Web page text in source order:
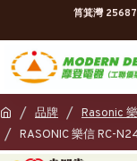
筲箕灣
品牌
Rasonic
RASONIC 樂信 RC-